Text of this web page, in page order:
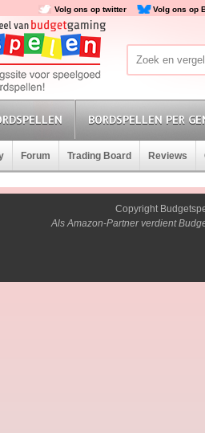
Volg ons op twitter Volg ons op
BORDSPELLEN PER
Forum Trading Board Reviews
Copyright
Als Amazon-Partner verdient